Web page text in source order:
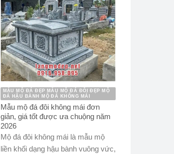
MẪU MỘ ĐÁ ĐẸP MẪU MỘ ĐÁ ĐÔI ĐẸP MỘ
ĐÁ HẬU BÀNH MỘ ĐÁ KHÔNG MÁI
Mẫu mộ đá đôi không mái đơn
giản, giá tốt được ưa chuộng năm
2026
Mộ đá đôi không mái là mẫu mộ
liền khối dạng hậu bành vuông vức,